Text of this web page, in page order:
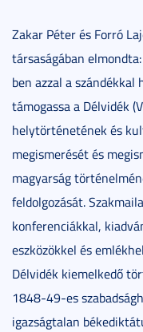
Zakar Péter és Forró
társaságában
ben azzal a
támogassa a Délvidék
helytörténetének és
megismerését és
magyarság
feldolgozását.
konferenciákkal,
eszközökkel és
Délvidék kiemelkedő
1848-49-es
igazságtalan